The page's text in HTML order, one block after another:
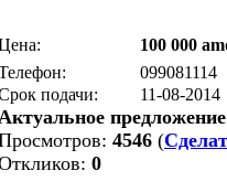
100 000
099081114
подачи:
11-08-2014
предложение
4546 (
0